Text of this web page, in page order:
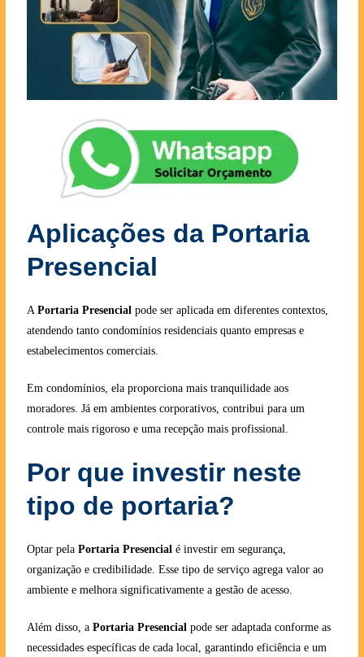
Aplicações da Portaria
Presencial
A Portaria Presencial pode ser aplicada em diferentes contextos,
atendendo tanto condomínios residenciais quanto empresas e
estabelecimentos comerciais.
Em condomínios, ela proporciona mais tranquilidade aos
moradores. Já em ambientes corporativos, contribui para um
controle mais rigoroso e uma recepção mais profissional.
Por que investir neste
tipo de portaria?
Optar pela Portaria Presencial é investir em segurança,
organização e credibilidade. Esse tipo de serviço agrega valor ao
ambiente e melhora significativamente a gestão de acesso.
Além disso, a Portaria Presencial pode ser adaptada conforme as
necessidades específicas de cada local, garantindo eficiência e um